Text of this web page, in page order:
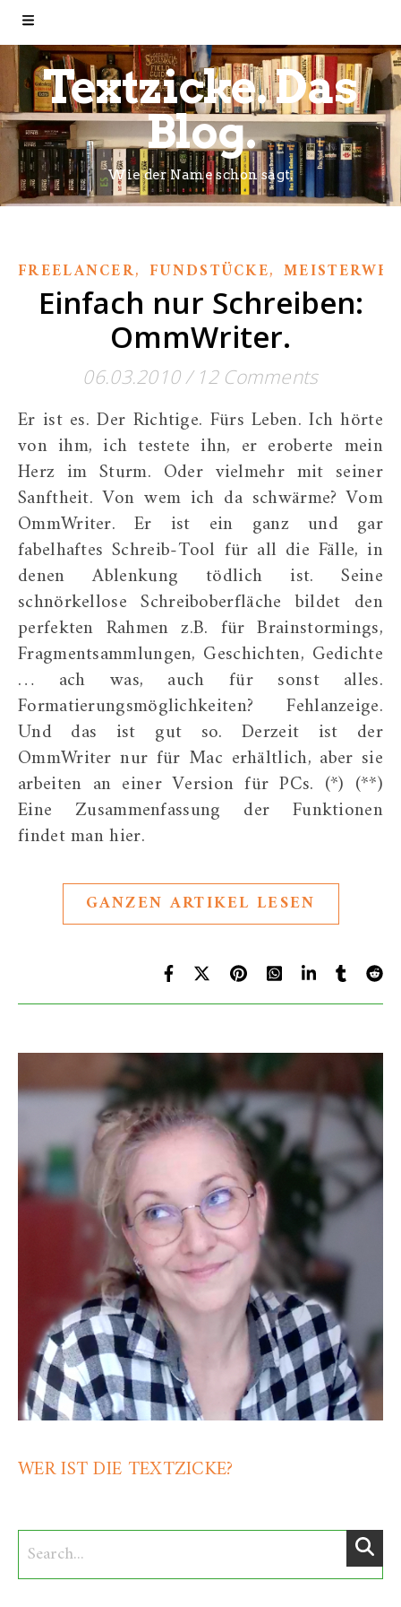
Textzicke. Das
Blog.
Wie der Name schon sagt.
FREELANCER, FUNDSTÜCKE,
Einfach nur Schreiben:
OmmWriter.
06.03.2010 / 12 Comments
Er ist es. Der Richtige. Fürs Leben. Ich hörte
von ihm, ich testete ihn, er eroberte mein
Herz im Sturm. Oder vielmehr mit seiner
Sanftheit. Von wem ich da schwärme? Vom
OmmWriter. Er ist ein ganz und gar
fabelhaftes Schreib-Tool für all die Fälle, in
denen Ablenkung tödlich ist. Seine
schnörkellose Schreiboberfläche bildet den
perfekten Rahmen z.B. für Brainstormings,
Fragmentsammlungen, Geschichten, Gedichte
… ach was, auch für sonst alles.
Formatierungsmöglichkeiten? Fehlanzeige.
Und das ist gut so. Derzeit ist der
OmmWriter nur für Mac erhältlich, aber sie
arbeiten an einer Version für PCs. (*) (**)
Eine Zusammenfassung der Funktionen
findet man hier.
GANZEN ARTIKEL LESEN
WER IST DIE TEXTZICKE?